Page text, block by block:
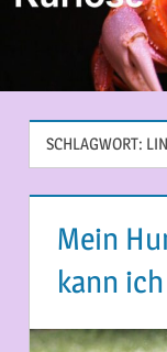
SCHLAGWORT:
Mein
kann